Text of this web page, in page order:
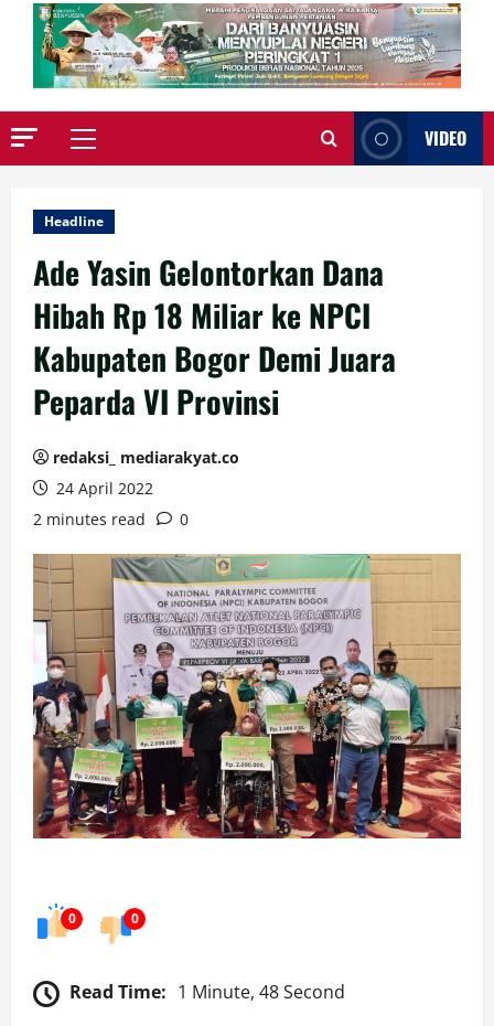
Primary
VIDEO
Headline
Ade Yasin Gelontorkan Dana
Hibah Rp 18 Miliar ke NPCI
Kabupaten Bogor Demi Juara
Peparda VI Provinsi
redaksi_ mediarakyat.co
24 April 2022
2 minutes read
0
0 0
Read Time: 1 Minute, 48 Second